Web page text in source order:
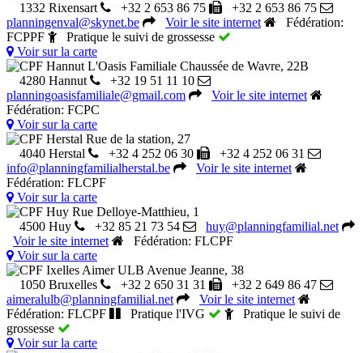
1332 Rixensart
+32 2 653 86 75
+32 2 653 86 75
planningenval@skynet.be
Voir le site internet
Fédération:
FCPPF
Pratique le suivi de grossesse
Voir sur la carte
CPF Hannut L'Oasis Familiale Chaussée de Wavre, 22B
4280 Hannut
+32 19 51 11 10
planningoasisfamiliale@gmail.com
Voir le site internet
Fédération: FCPC
Voir sur la carte
CPF Herstal Rue de la station, 27
4040 Herstal
+32 4 252 06 30
+32 4 252 06 31
info@planningfamilialherstal.be
Voir le site internet
Fédération: FLCPF
Voir sur la carte
CPF Huy Rue Delloye-Matthieu, 1
4500 Huy
+32 85 21 73 54
huy@planningfamilial.net
Voir le site internet
Fédération: FLCPF
Voir sur la carte
CPF Ixelles Aimer ULB Avenue Jeanne, 38
1050 Bruxelles
+32 2 650 31 31
+32 2 649 86 47
aimeralulb@planningfamilial.net
Voir le site internet
Fédération: FLCPF
Pratique l'IVG
Pratique le suivi de
grossesse
Voir sur la carte